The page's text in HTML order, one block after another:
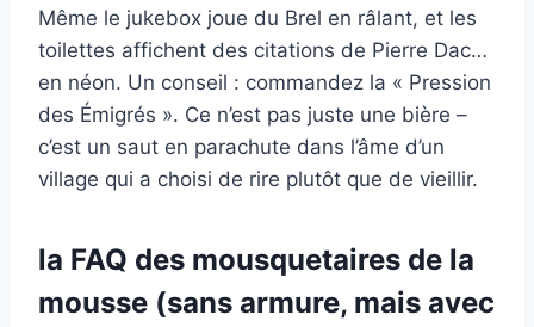
Même le jukebox joue du Brel en râlant, et les
toilettes affichent des citations de Pierre Dac…
en néon. Un conseil : commandez la « Pression
des Émigrés ». Ce n’est pas juste une bière –
c’est un saut en parachute dans l’âme d’un
village qui a choisi de rire plutôt que de vieillir.
la FAQ des mousquetaires de la
mousse (sans armure, mais avec